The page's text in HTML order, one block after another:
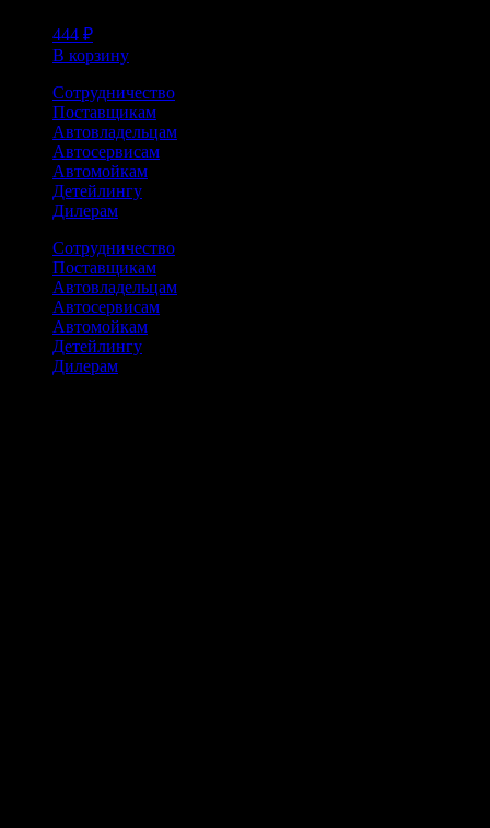
444 ₽
В корзину
Сотрудничество
Поставщикам
Автовладельцам
Автосервисам
Автомойкам
Детейлингу
Дилерам
Сотрудничество
Поставщикам
Автовладельцам
Автосервисам
Автомойкам
Детейлингу
Дилерам